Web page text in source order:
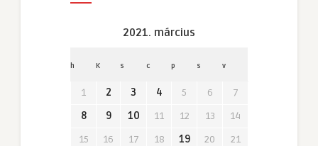
2021. március
h K s c p s v
1 2 3 4 5 6
7
8
9 10 11 12 13
14
15
16 17 18 19 20
21